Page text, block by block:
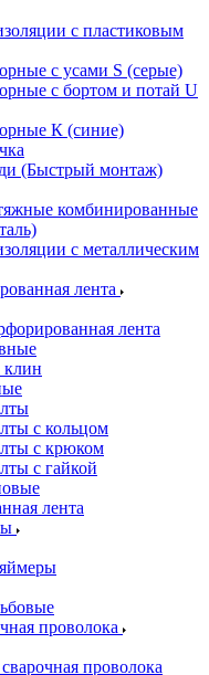
с пластиковым
с усами S (серые)
c бортом и потай U
К (синие)
(Быстрый монтаж)
комбинированные
с металлическим
лента
лента
с кольцом
с крюком
с гайкой
лента
проволока
проволока